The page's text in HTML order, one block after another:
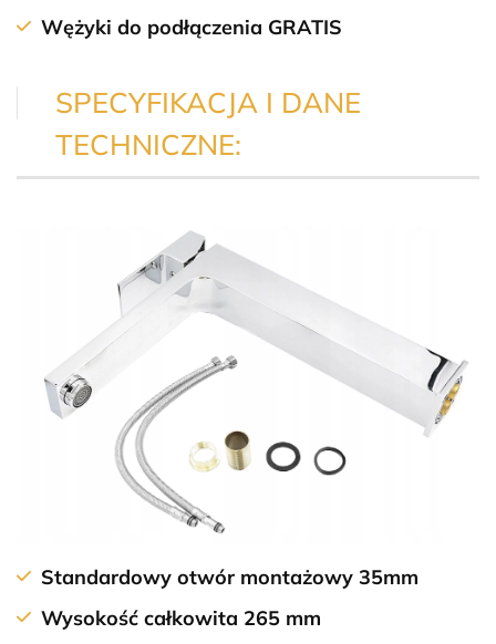
Wężyki do podłączenia GRATIS
SPECYFIKACJA I DANE
TECHNICZNE:
Standardowy otwór montażowy 35mm
Wysokość całkowita 265 mm